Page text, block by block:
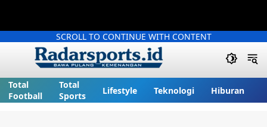
SCROLL TO CONTINUE WITH CONTENT
Total
Football
Total
Sports
Lifestyle Teknologi Hiburan